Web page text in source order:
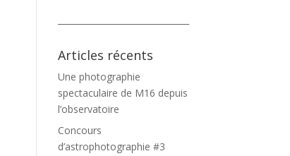
Articles récents
Une photographie
spectaculaire de M16 depuis
l’observatoire
Concours
d’astrophotographie #3